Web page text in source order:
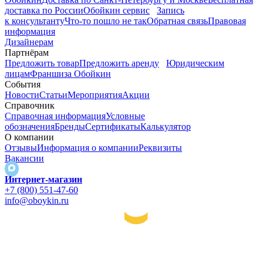
доставка по РоссииОбойкин сервис
Запись
к консультантуЧто-то пошло не такОбратная связьПравовая
информация
Дизайнерам
Партнёрам
Предложить товарПредложить аренду
Юридическим
лицамФраншиза Обойкин
События
НовостиСтатьиМероприятияАкции
Справочник
Справочная информацияУсловные
обозначенияБрендыСертификатыКалькулятор
О компании
ОтзывыИнформация о компанииРеквизиты
Вакансии
Интернет-магазин
+7 (800) 551-47-60
info@oboykin.ru